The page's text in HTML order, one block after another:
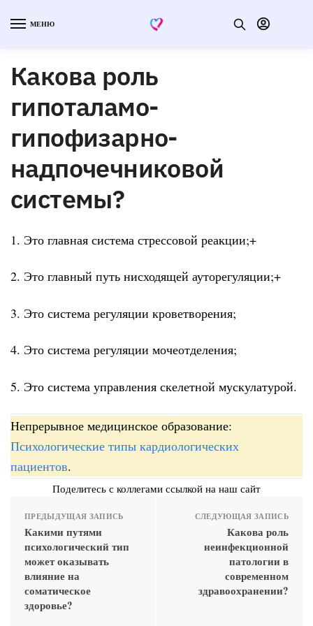
МЕНЮ
Какова роль
гипоталамо-
гипофизарно-
надпочечниковой
системы?
1. Это главная система стрессовой реакции;+
2. Это главный путь нисходящей ауторегуляции;+
3. Это система регуляции кроветворения;
4. Это система регуляции мочеотделения;
5. Это система управления скелетной мускулатурой.
Непрерывное медицинское образование:
Психологические типы кардиологических
пациентов.
Поделитесь с коллегами ссылкой на наш сайт
ПРЕДЫДУЩАЯ ЗАПИСЬ
Какими путями
психологический тип
может оказывать
влияние на
соматическое
здоровье?
СЛЕДУЮЩАЯ ЗАПИСЬ
Какова роль
неинфекционной
патологии в
современном
здравоохранении?